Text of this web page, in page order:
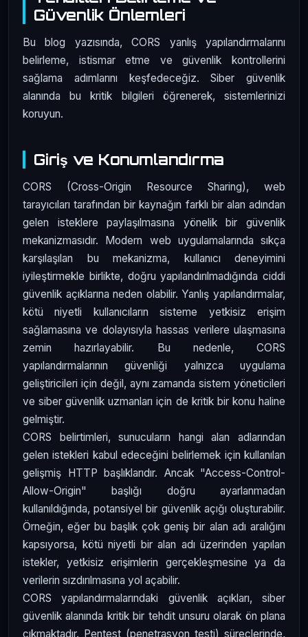
Güvenlik Önlemleri
Bu blog yazısında, CORS yanlış yapılandırmalarını
belirleme, istismar etme ve güvenlik kontrollerini
sağlama adımlarını keşfedeceğiz. Siber güvenlik
alanında bu kritik bilgileri öğrenerek, sistemlerinizi
koruyun.
Giriş ve Konumlandırma
CORS (Cross-Origin Resource Sharing), web
tarayıcıları tarafından bir kaynağın farklı bir alan adından
gelen isteklere paylaşılmasına yönelik bir güvenlik
mekanizmasıdır. Modern web uygulamalarında sıkça
karşılaşılan bu mekanizma, kullanıcı deneyimini
iyileştirmekle birlikte, doğru yapılandırılmadığında ciddi
güvenlik açıklarına neden olabilir. Yanlış yapılandırmalar,
kötü niyetli kullanıcıların sisteme yetkisiz erişim
sağlamasına ve dolayısıyla hassas verilere ulaşmasına
zemin hazırlayabilir. Bu nedenle, CORS
yapılandırmalarının güvenliği yalnızca uygulama
geliştiricileri için değil, aynı zamanda sistem yöneticileri
ve siber güvenlik uzmanları için de kritik bir konu haline
gelmiştir.
CORS belirtimleri, sunucuların hangi alan adlarından
gelen istekleri kabul edeceğini belirlemek için kullanılan
gelişmiş HTTP başlıklarıdır. Ancak "Access-Control-
Allow-Origin" başlığı doğru ayarlanmadan
kullanıldığında, potansiyel bir güvenlik açığı oluşturabilir.
Örneğin, eğer bu başlık çok geniş bir alan adı aralığını
kapsıyorsa, kötü niyetli bir alan adı üzerinden yapılan
istekler, yetkisiz erişimlerin gerçekleşmesine ya da
verilerin sızdırılmasına yol açabilir.
CORS yapılandırmalarındaki güvenlik açıkları, siber
güvenlik alanında kritik bir tehdit unsuru olarak ön plana
çıkmaktadır. Pentest (penetrasyon testi) süreçlerinde,